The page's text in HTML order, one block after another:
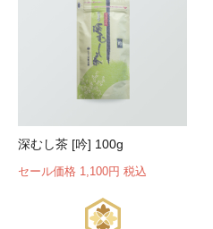
深むし茶 [吟] 100g
セール価格 1,100円 税込